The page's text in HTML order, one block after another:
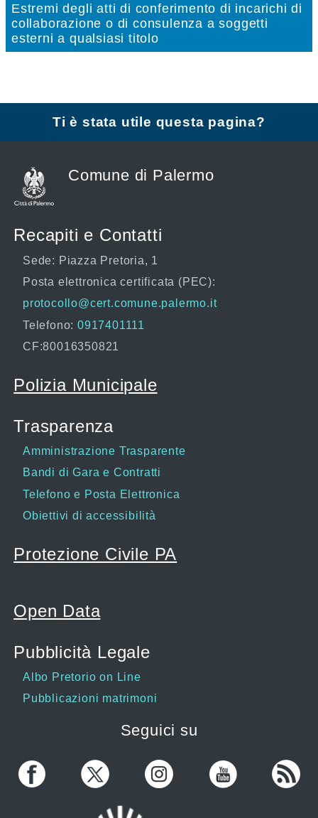
Estremi degli atti di conferimento di incarichi di
collaborazione o di consulenza a soggetti
esterni a qualsiasi titolo
Ti è stata utile questa pagina?
Comune di Palermo
Recapiti e Contatti
Sede: Piazza Pretoria, 1
Posta elettronica certificata (PEC):
protocollo@cert.comune.palermo.it
Telefono: 0917401111
CF:80016350821
Polizia Municipale
Trasparenza
Amministrazione Trasparente
Bandi di Gara e Contratti
Telefono e Posta Elettronica
Obiettivi di accessibilità
Protezione Civile PA
Open Data
Pubblicità Legale
Albo Pretorio on Line
Pubblicazioni matrimoni
Seguici su